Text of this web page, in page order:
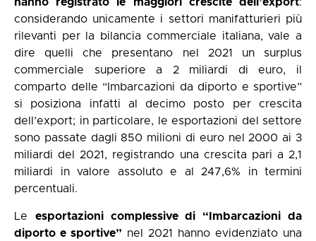
hanno registrato le maggiori crescite dell’export:
considerando unicamente i settori manifatturieri più
rilevanti per la bilancia commerciale italiana, vale a
dire quelli che presentano nel 2021 un surplus
commerciale superiore a 2 miliardi di euro, il
comparto delle “Imbarcazioni da diporto e sportive”
si posiziona infatti al decimo posto per crescita
dell’export; in particolare, le esportazioni del settore
sono passate dagli 850 milioni di euro nel 2000 ai 3
miliardi del 2021, registrando una crescita pari a 2,1
miliardi in valore assoluto e al 247,6% in termini
percentuali.
Le esportazioni complessive di “Imbarcazioni da
diporto e sportive” nel 2021 hanno evidenziato una